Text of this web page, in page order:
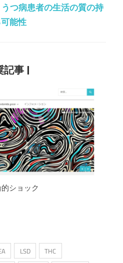
つ病患者の生活の質の持
能性
記事 |
ショック
LSD
THC